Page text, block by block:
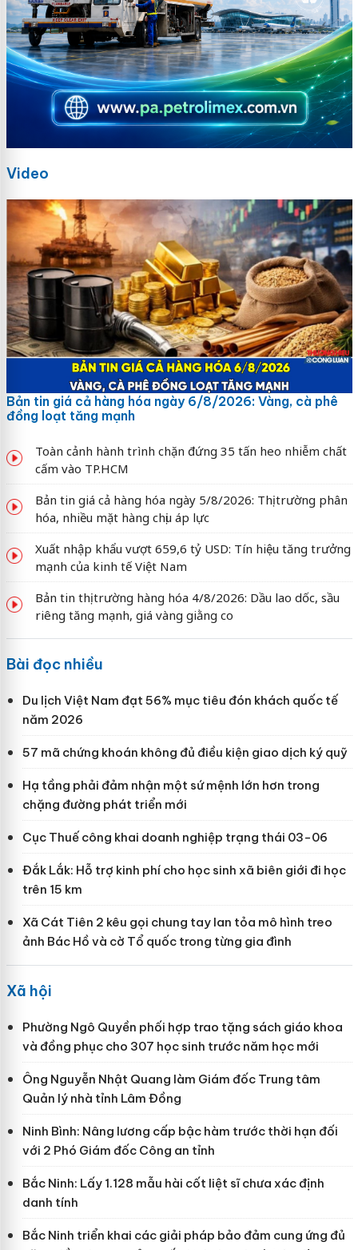
Video
Bản tin giá cả hàng hóa ngày 6/8/2026: Vàng, cà phê
đồng loạt tăng mạnh
Toàn cảnh hành trình chặn đứng 35 tấn heo nhiễm chất
cấm vào TP.HCM
Bản tin giá cả hàng hóa ngày 5/8/2026: Thị trường phân
hóa, nhiều mặt hàng chịu áp lực
Xuất nhập khẩu vượt 659,6 tỷ USD: Tín hiệu tăng trưởng
mạnh của kinh tế Việt Nam
Bản tin thị trường hàng hóa 4/8/2026: Dầu lao dốc, sầu
riêng tăng mạnh, giá vàng giằng co
Bài đọc nhiều
Du lịch Việt Nam đạt 56% mục tiêu đón khách quốc tế
năm 2026
57 mã chứng khoán không đủ điều kiện giao dịch ký quỹ
Hạ tầng phải đảm nhận một sứ mệnh lớn hơn trong
chặng đường phát triển mới
Cục Thuế công khai doanh nghiệp trạng thái 03-06
Đắk Lắk: Hỗ trợ kinh phí cho học sinh xã biên giới đi học
trên 15 km
Xã Cát Tiên 2 kêu gọi chung tay lan tỏa mô hình treo
ảnh Bác Hồ và cờ Tổ quốc trong từng gia đình
Xã hội
Phường Ngô Quyền phối hợp trao tặng sách giáo khoa
và đồng phục cho 307 học sinh trước năm học mới
Ông Nguyễn Nhật Quang làm Giám đốc Trung tâm
Quản lý nhà tỉnh Lâm Đồng
Ninh Bình: Nâng lương cấp bậc hàm trước thời hạn đối
với 2 Phó Giám đốc Công an tỉnh
Bắc Ninh: Lấy 1.128 mẫu hài cốt liệt sĩ chưa xác định
danh tính
Bắc Ninh triển khai các giải pháp bảo đảm cung ứng đủ